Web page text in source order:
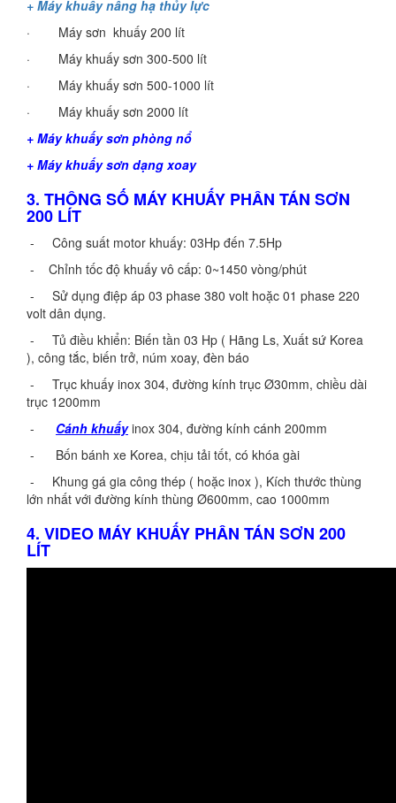
+ Máy khuấy nâng hạ thủy lực
· Máy sơn khuấy 200 lít
· Máy khuấy sơn 300-500 lít
· Máy khuấy sơn 500-1000 lít
· Máy khuấy sơn 2000 lít
+ Máy khuấy sơn phòng nổ
+ Máy khuấy sơn dạng xoay
3. THÔNG SỐ MÁY KHUẤY PHÂN TÁN SƠN
200 LÍT
- Công suất motor khuấy: 03Hp đến 7.5Hp
- Chỉnh tốc độ khuấy vô cấp: 0~1450 vòng/phút
- Sử dụng điệp áp 03 phase 380 volt hoặc 01 phase 220
volt dân dụng.
- Tủ điều khiển: Biến tần 03 Hp ( Hãng Ls, Xuất sứ Korea
), công tắc, biến trở, núm xoay, đèn báo
- Trục khuấy inox 304, đường kính trục Ø30mm, chiều dài
trục 1200mm
- Cánh khuấy inox 304, đường kính cánh 200mm
- Bốn bánh xe Korea, chịu tải tốt, có khóa gài
- Khung gá gia công thép ( hoặc inox ), Kích thước thùng
lớn nhất với đường kính thùng Ø600mm, cao 1000mm
4. VIDEO MÁY KHUẤY PHÂN TÁN SƠN 200
LÍT